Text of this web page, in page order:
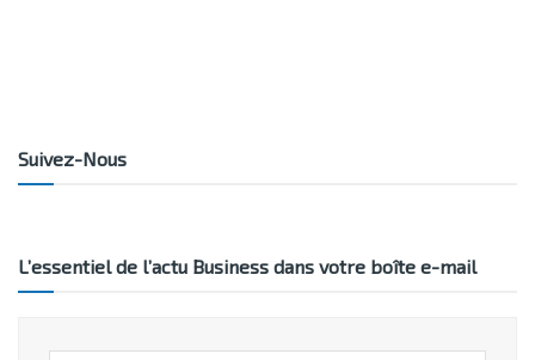
Suivez-Nous
L’essentiel de l’actu Business dans votre boîte e-mail